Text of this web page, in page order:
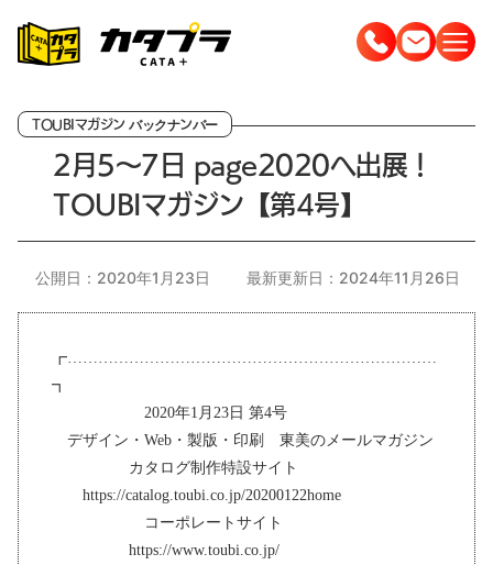
2月5～7日 page2020へ出展！
TOUBIマガジン【第4号】
公開日：2020年1月23日 最新更新日：2024年11月26日
┏………………………………………………………………
┓
2020年1月23日 第4号
デザイン・Web・製版・印刷 東美のメールマガジン
カタログ制作特設サイト
https://catalog.toubi.co.jp/20200122home
コーポレートサイト
https://www.toubi.co.jp/